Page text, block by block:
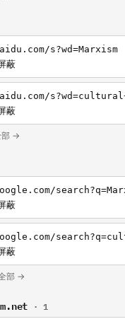
s?wd=Marxism
蔽
蔽
部 →
蔽
蔽
部 →
· 1